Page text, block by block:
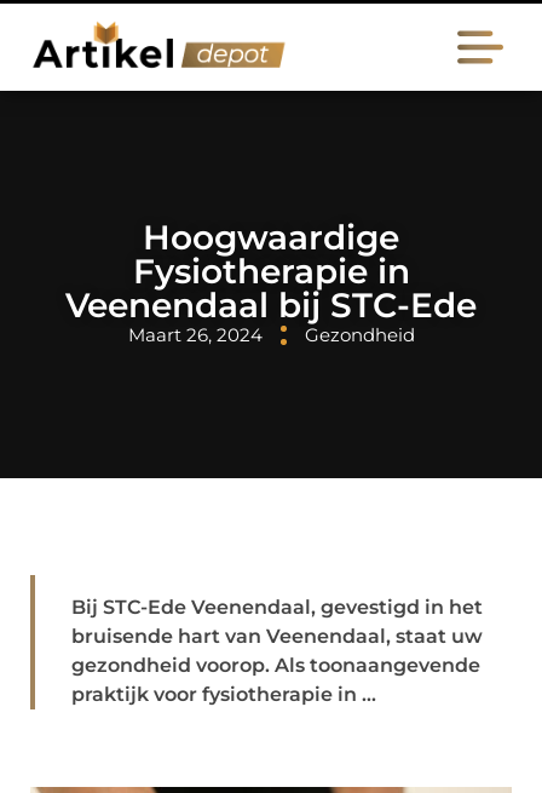
Hoogwaardige
Fysiotherapie in
Veenendaal bij STC-Ede
Maart 26, 2024 Gezondheid
Bij STC-Ede Veenendaal, gevestigd in het
bruisende hart van Veenendaal, staat uw
gezondheid voorop. Als toonaangevende
praktijk voor fysiotherapie in ...